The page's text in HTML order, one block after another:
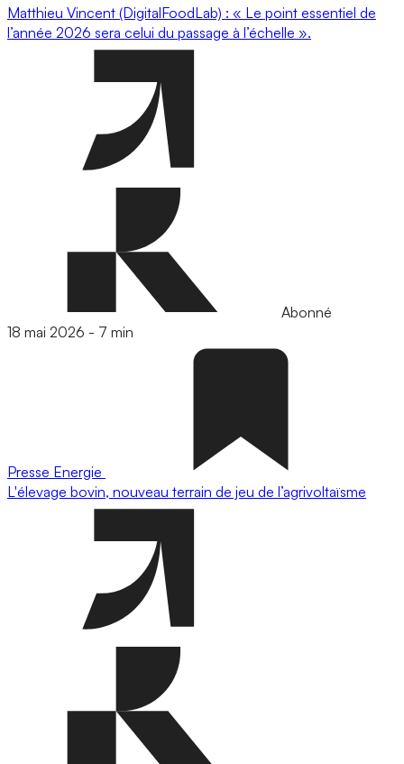
Matthieu Vincent (DigitalFoodLab) : « Le point essentiel de
l’année 2026 sera celui du passage à l’échelle ».
Abonné
18 mai 2026 - 7 min
Presse Energie
L'élevage bovin, nouveau terrain de jeu de l’agrivoltaïsme